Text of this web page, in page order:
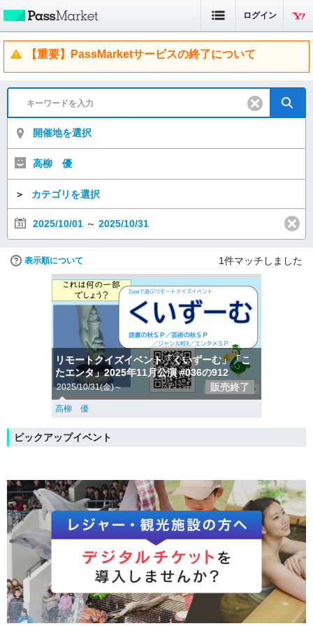
ログイン
【重要】PassMarketサービスの終了について
開催地を選択
高柳 優
＞ カテゴリを選択
2025/10/01 ～ 2025/10/31
表示順について 1件マッチしました
リモートクイズイベント「くいずーむ」「こ
たエンタ」2025年11月公演 #036の912
2025/10/31(金)～ 販売終了
高柳 優
ピックアップイベント